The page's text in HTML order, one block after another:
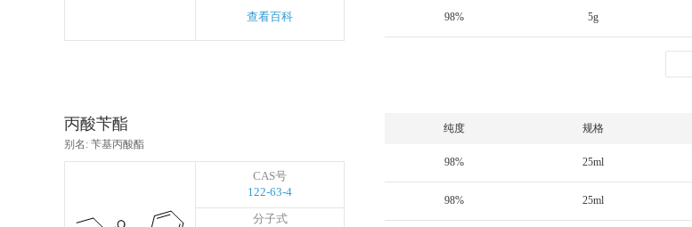
查看百科 98% 5g
丙酸苄酯
别名: 苄基丙酸酯
CAS号
122-63-4
分子式
纯度 规格
98% 25ml
98% 25ml